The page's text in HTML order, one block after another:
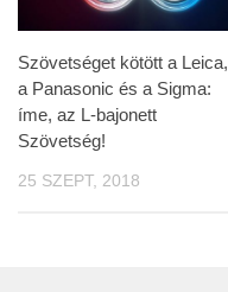
Szövetséget kötött a Leica,
a Panasonic és a Sigma:
íme, az L-bajonett
Szövetség!
25 SZEPT, 2018